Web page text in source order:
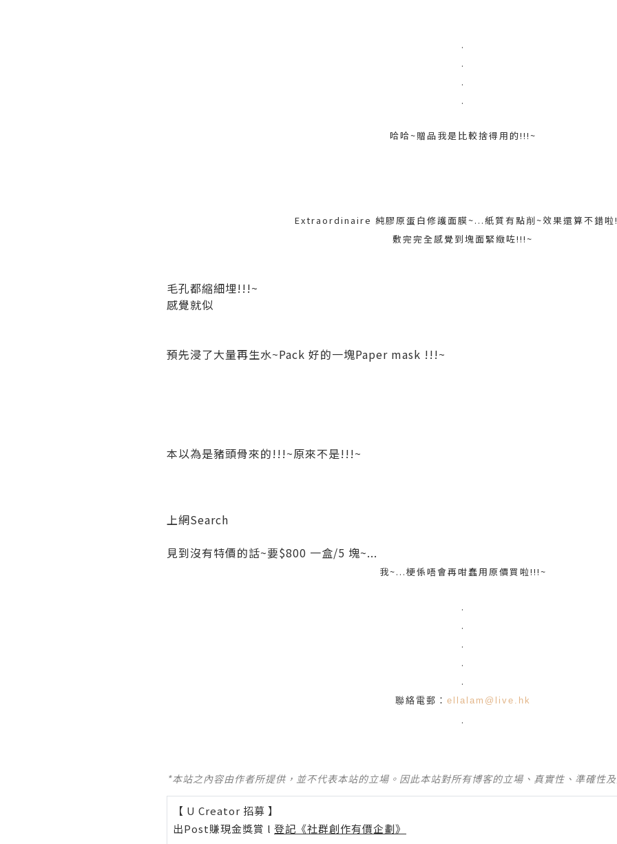
.
.
.
.
哈哈~贈品我是比較捨得用的!!!~
Extraordinaire 純膠原蛋白修護面膜~...紙質有點削~效果還算不錯
敷完完全感覺到塊面緊緻咗!!!~
毛孔都縮細埋!!!~
感覺就似
預先浸了大量再生水~Pack 好的一塊Paper mask !!!~
本以為是豬頭骨來的!!!~原來不是!!!~
上網Search
見到沒有特價的話~要$800 一盒/5 塊~...
我~...梗係唔會再咁蠢用原價買啦!!!~
.
.
.
.
.
聯絡電郵： ellalam@live.hk
.
*本站之內容由作者所提供，並不代表本站的立場。因此本站對所有博客的立場、真實性、準確性
【 U Creator 招募 】
出Post賺現金獎賞 l 登記《社群創作有價企劃》